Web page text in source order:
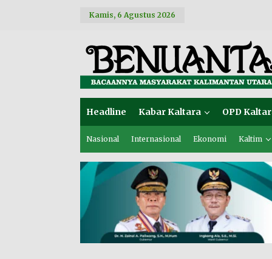
Kamis, 6 Agustus 2026
Headline Kabar Kaltara OPD
Nasional Internasional Ekonomi Kaltim